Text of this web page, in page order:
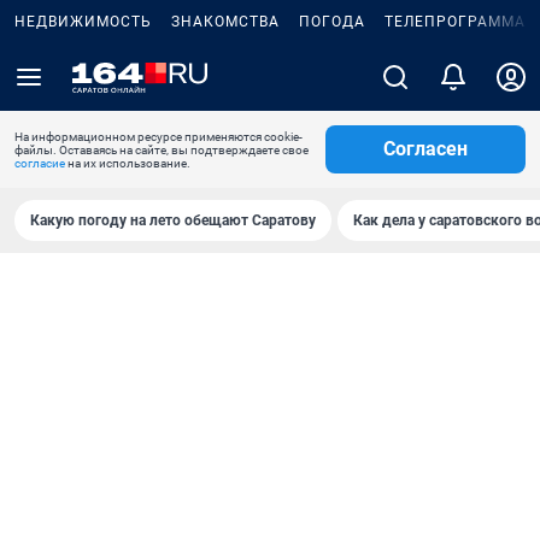
НЕДВИЖИМОСТЬ ЗНАКОМСТВА ПОГОДА ТЕЛЕПРОГРАММА
На информационном ресурсе применяются cookie-
файлы. Оставаясь на сайте, вы подтверждаете свое
согласиена их использование.
Согласен
Какую погоду на лето обещают Саратову Как дела у саратовского